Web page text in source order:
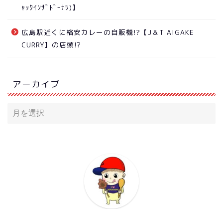
ｬｯｸｲﾝｻﾞﾄﾞｰﾅﾂ)】
広島駅近くに格安カレーの自販機!?【J＆T AIGAKE
CURRY】の店頭!?
アーカイブ